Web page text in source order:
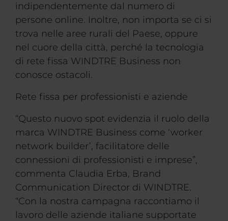
indipendentemente dal numero di
persone online. Inoltre, non importa se ci si
trova nelle aree rurali del Paese, oppure
nel cuore della città, perché la tecnologia
di rete fissa WINDTRE Business non
conosce ostacoli.
Rete fissa per professionisti e aziende
“Questo nuovo spot evidenzia il ruolo della
marca WINDTRE Business come ‘worker
network builder’, facilitatore delle
connessioni di professionisti e imprese”,
commenta Claudia Erba, Brand
Communication Director di WINDTRE.
“Con la nostra campagna raccontiamo il
lavoro delle aziende italiane supportate